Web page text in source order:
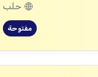
حلب
مفتوحة